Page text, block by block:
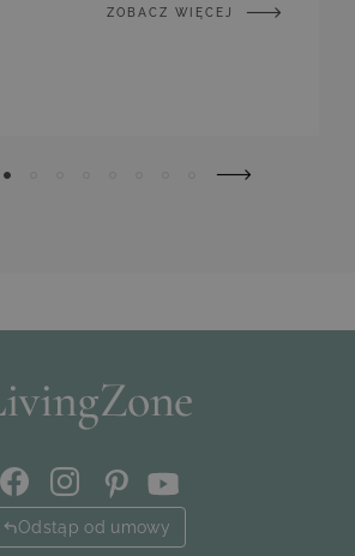
ZOBACZ WIĘCEJ
Odstąp od umowy